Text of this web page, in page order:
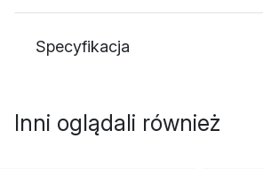
Specyfikacja
Inni oglądali również